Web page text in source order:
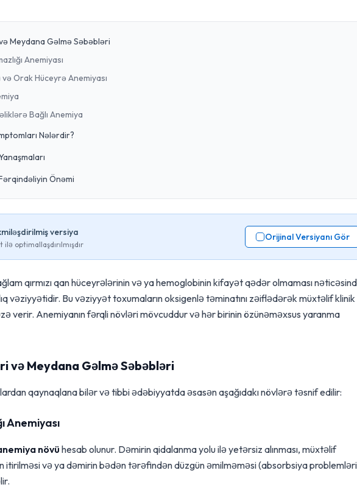
Meydana Gəlmə Səbəbləri
Anemiyası
Orak Hüceyrə Anemiyası
Bağlı Anemiya
Nələrdir?
Önəmi
versiya
optimallaşdırılmışdır
Orijinal Versiyanı Gör
qırmızı qan hüceyrələrinin və ya hemoglobinin kifayət qədər olmaması
vəziyyətidir. Bu vəziyyət toxumaların oksigenlə təminatını zəiflədərək müxtəlif klinik
verir. Anemiyanın fərqli növləri mövcuddur və hər birinin özünəməxsus yaranma
və Meydana Gəlmə Səbəbləri
qaynaqlana bilər və tibbi ədəbiyyatda əsasən aşağıdakı növlərə təsnif edilir:
Anemiyası
növü hesab olunur. Dəmirin qidalanma yolu ilə yetərsiz alınması, müxtəlif
itirilməsi və ya dəmirin bədən tərəfindən düzgün əmilməməsi (absorbsiya